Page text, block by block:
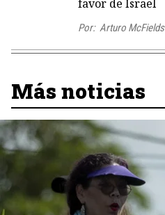
favor de Israel
Por: Arturo McFields
Más noticias